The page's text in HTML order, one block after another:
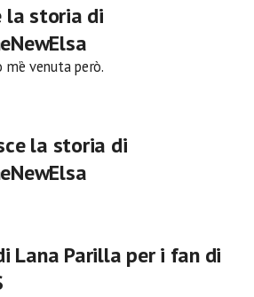
la storia di
venuta però.
la storia di
Lana Parilla per i fan di